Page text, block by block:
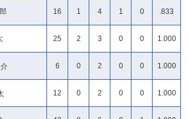
16 1 4 1 0 .833
25 2 3 0 0 1.000
6 0 2 0 0 1.000
12 0 2 0 0 1.000